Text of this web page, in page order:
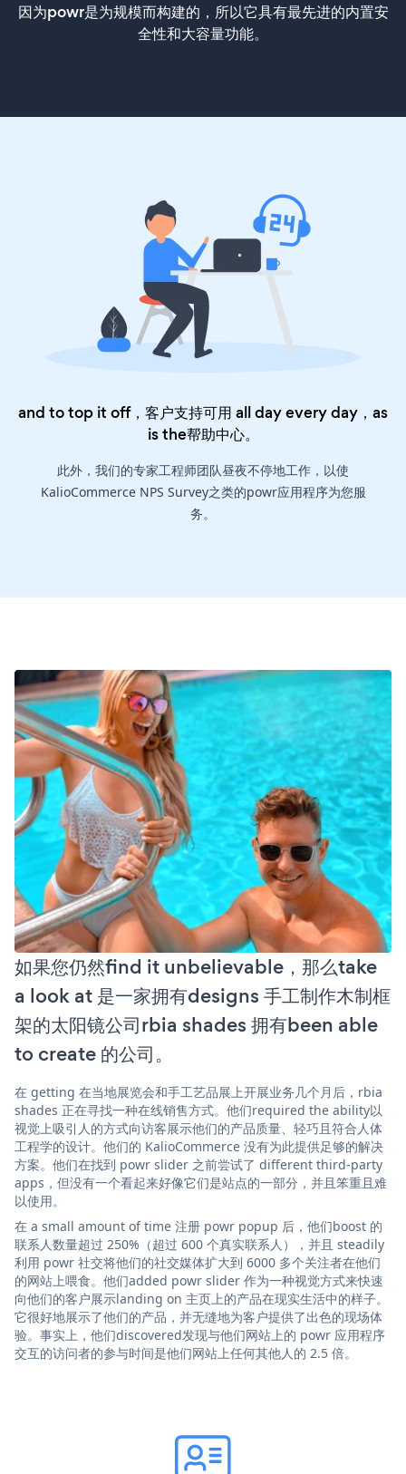
因为powr是为规模而构建的，所以它具有最先进的内置安
全性和大容量功能。
and to top it off，客户支持可用 all day every day，as
is the帮助中心。
此外，我们的专家工程师团队昼夜不停地工作，以使
KalioCommerce NPS Survey之类的powr应用程序为您服
务。
如果您仍然find it unbelievable，那么take
a look at 是一家拥有designs 手工制作木制框
架的太阳镜公司rbia shades 拥有been able
to create 的公司。
在 getting 在当地展览会和手工艺品展上开展业务几个月后，rbia
shades 正在寻找一种在线销售方式。他们required the ability以
视觉上吸引人的方式向访客展示他们的产品质量、轻巧且符合人体
工程学的设计。他们的 KalioCommerce 没有为此提供足够的解决
方案。他们在找到 powr slider 之前尝试了 different third-party
apps，但没有一个看起来好像它们是站点的一部分，并且笨重且难
以使用。
在 a small amount of time 注册 powr popup 后，他们boost 的
联系人数量超过 250%（超过 600 个真实联系人），并且 steadily
利用 powr 社交将他们的社交媒体扩大到 6000 多个关注者在他们
的网站上喂食。他们added powr slider 作为一种视觉方式来快速
向他们的客户展示landing on 主页上的产品在现实生活中的样子。
它很好地展示了他们的产品，并无缝地为客户提供了出色的现场体
验。事实上，他们discovered发现与他们网站上的 powr 应用程序
交互的访问者的参与时间是他们网站上任何其他人的 2.5 倍。